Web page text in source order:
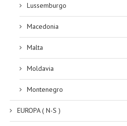
Lussemburgo
Macedonia
Malta
Moldavia
Montenegro
EUROPA ( N-S )